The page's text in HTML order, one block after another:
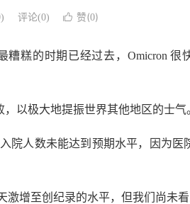
) 评论(0)  赞(0)
糕的时期已经过去，Omicron 很
以极大地提振世界其他地区的士气
院人数未能达到预期水平，因为医
激增至创纪录的水平，但我们尚未